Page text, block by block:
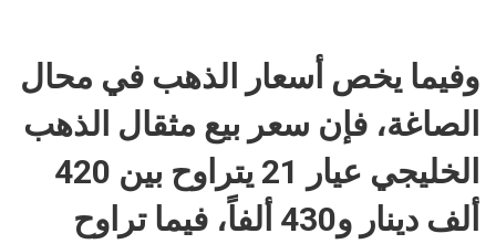
وفيما يخص أسعار الذهب في محال
الصاغة، فإن سعر بيع مثقال الذهب
الخليجي عيار 21 يتراوح بين 420
ألف دينار و430 ألفاً، فيما تراوح